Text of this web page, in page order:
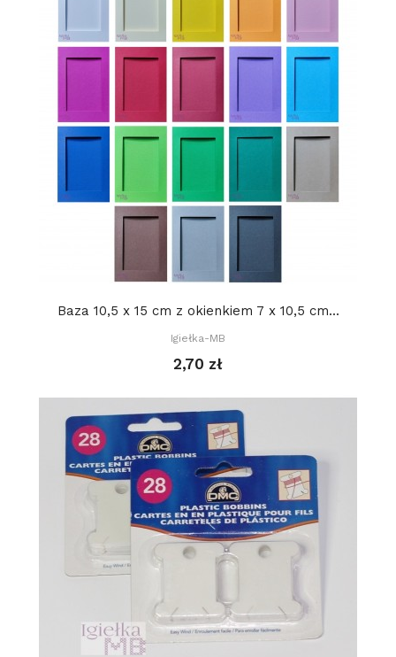
Baza 10,5 x 15 cm z okienkiem 7 x 10,5 cm...
Igiełka-MB
2,70 zł